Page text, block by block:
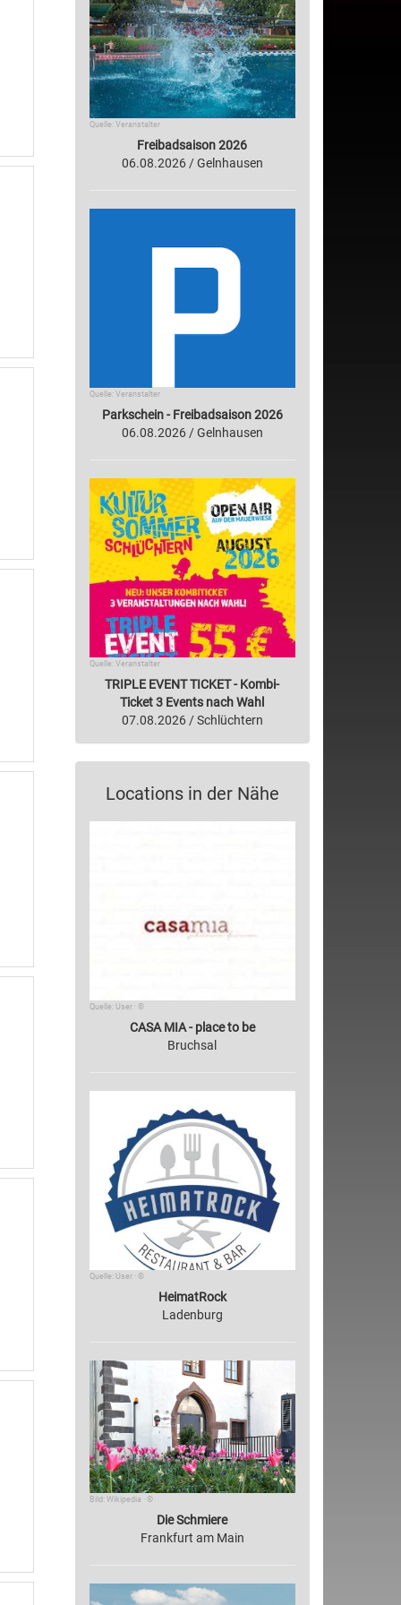
Quelle: Veranstalter
Freibadsaison 2026
06.08.2026 / Gelnhausen
Quelle: Veranstalter
Parkschein - Freibadsaison 2026
06.08.2026 / Gelnhausen
Quelle: Veranstalter
TRIPLE EVENT TICKET - Kombi-
Ticket 3 Events nach Wahl
07.08.2026 / Schlüchtern
Locations in der Nähe
Quelle: User · ©
CASA MIA - place to be
Bruchsal
Quelle: User · ©
HeimatRock
Ladenburg
Bild: Wikipedia · ©
Die Schmiere
Frankfurt am Main